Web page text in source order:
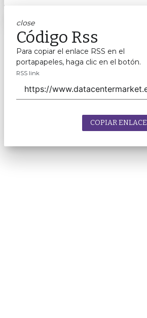
close
Código Rss
Para copiar el enlace RSS en el
portapapeles, haga clic en el botón.
RSS link
COPIAR ENLACE